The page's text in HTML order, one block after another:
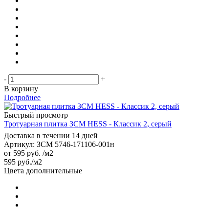
-
+
В корзину
Подробнее
Быстрый просмотр
Тротуарная плитка ЗСМ HESS - Классик 2, серый
Доставка в течении 14 дней
Артикул: ЗСМ 5746-171106-001н
от 595 руб. /м2
595 руб./м2
Цвета дополнительные